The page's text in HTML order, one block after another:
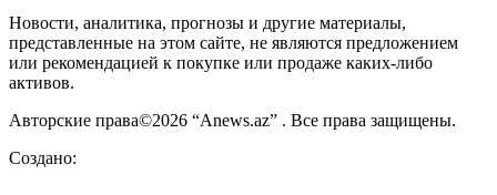
Новости, аналитика, прогнозы и другие материалы,
представленные на этом сайте, не являются предложением
или рекомендацией к покупке или продаже каких-либо
активов.
Авторские права©2026 “Anews.az” . Все права защищены.
Создано: